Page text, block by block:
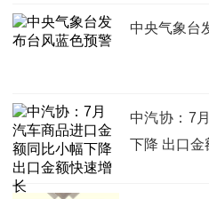
中央气象台
中汽协：7
下降 出口金